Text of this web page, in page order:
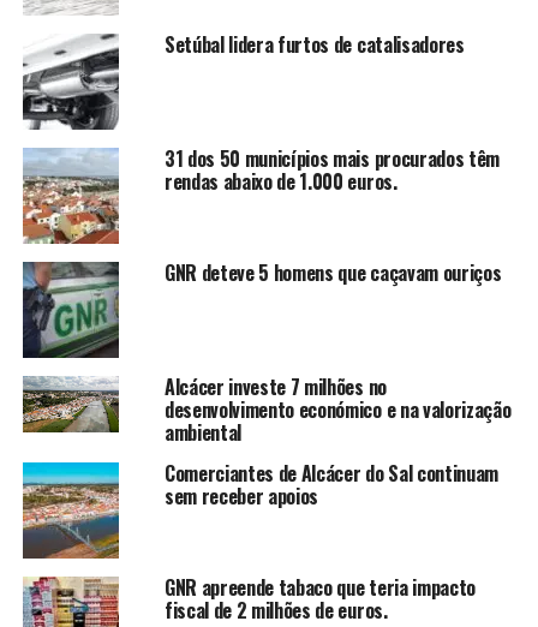
Setúbal lidera furtos de catalisadores
31 dos 50 municípios mais procurados têm
rendas abaixo de 1.000 euros.
GNR deteve 5 homens que caçavam ouriços
Alcácer investe 7 milhões no
desenvolvimento económico e na valorização
ambiental
Comerciantes de Alcácer do Sal continuam
sem receber apoios
GNR apreende tabaco que teria impacto
fiscal de 2 milhões de euros.